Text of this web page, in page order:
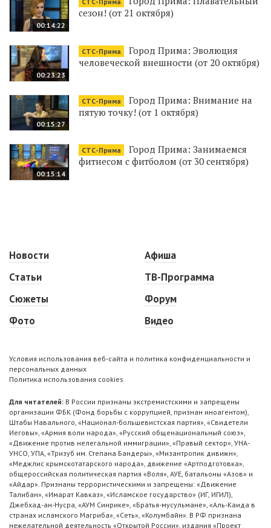
00:14:22
сезон! (от 21 октября)
00:23:23
СТС-Прима
Город Прима: Эволюция
человеческой внешности (от 20 октября)
00:15:27
СТС-Прима
Город Прима: Внимание на
пятую точку! (от 1 октября)
00:15:14
СТС-Прима
Город Прима: Занимаемся
фитнесом с фитболом (от 30 сентября)
Новости
Статьи
Сюжеты
Фото
Афиша
ТВ-Программа
Форум
Видео
Условия использования веб-сайта и политика конфиденциальности и
персональных данных
Политика использования cookies
Для читателей: В России признаны экстремистскими и запрещены
организации ФБК (Фонд борьбы с коррупцией, признан иноагентом),
Штабы Навального, «Национал-большевистская партия», «Свидетели
Иеговы», «Армия воли народа», «Русский общенациональный союз»,
«Движение против нелегальной иммиграции», «Правый сектор», УНА-
УНСО, УПА, «Тризуб им. Степана Бандеры», «Мизантропик дивижн»,
«Меджлис крымскотатарского народа», движение «Артподготовка»,
общероссийская политическая партия «Воля», АУЕ, батальоны «Азов» и
«Айдар». Признаны террористическими и запрещены: «Движение
Талибан», «Имарат Кавказ», «Исламское государство» (ИГ, ИГИЛ),
Джебхад-ан-Нусра, «АУМ Синрике», «Братья-мусульмане», «Аль-Каида в
странах исламского Магриба», «Сеть», «Колумбайн». В РФ признана
нежелательной деятельность «Открытой России», издания «Проект